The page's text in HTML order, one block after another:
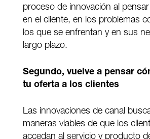
proceso de innovación al
en el cliente, en los problemas
los que se enfrentan y en sus
largo plazo.
Segundo, vuelve a pensar
tu oferta a los clientes
Las innovaciones de canal
maneras viables de que los
accedan al servicio y producto